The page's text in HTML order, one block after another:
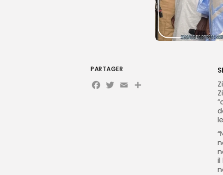
il
PARTAGER
Facebook
Twitter
EmailPartager